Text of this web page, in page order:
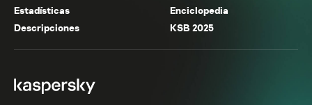
Estadísticas
Enciclopedia
Descripciones
KSB 2025